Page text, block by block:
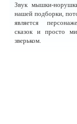
Звук мышки-
нашей подборки,
является
сказок и просто
зверьком.